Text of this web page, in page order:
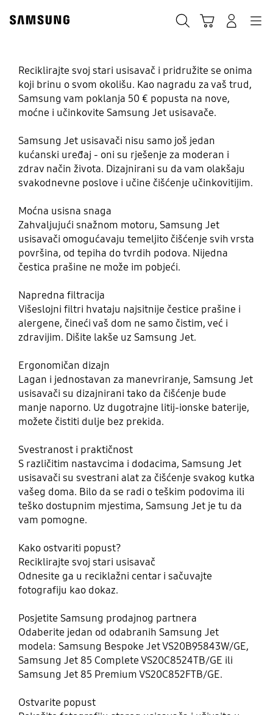
content
accessibility
Prijeđite na bolje i
uštedite
Reciklirajte svoj stari usisavač i ostvarite 50 €
popusta na odabrane Samsung Jet modele.
Reciklirajte svoj stari usisavač i pridružite se onima
koji brinu o svom okolišu. Kao nagradu za vaš trud,
Samsung vam poklanja 50 € popusta na nove,
moćne i učinkovite Samsung Jet usisavače.
Samsung Jet usisavači nisu samo još jedan
kućanski uređaj - oni su rješenje za moderan i
zdrav način života. Dizajnirani su da vam olakšaju
svakodnevne poslove i učine čišćenje učinkovitijim.
Moćna usisna snaga
Zahvaljujući snažnom motoru, Samsung Jet
usisavači omogućavaju temeljito čišćenje svih vrsta
površina, od tepiha do tvrdih podova. Nijedna
čestica prašine ne može im pobjeći.
Napredna filtracija
Višeslojni filtri hvataju najsitnije čestice prašine i
alergene, čineći vaš dom ne samo čistim, već i
zdravijim. Dišite lakše uz Samsung Jet.
Ergonomičan dizajn
Lagan i jednostavan za manevriranje, Samsung Jet
usisavači su dizajnirani tako da čišćenje bude
manje naporno. Uz dugotrajne litij-ionske baterije,
možete čistiti dulje bez prekida.
Svestranost i praktičnost
S različitim nastavcima i dodacima, Samsung Jet
usisavači su svestrani alat za čišćenje svakog kutka
vašeg doma. Bilo da se radi o teškim podovima ili
teško dostupnim mjestima, Samsung Jet je tu da
vam pomogne.
Kako ostvariti popust?
Reciklirajte svoj stari usisavač
Odnesite ga u reciklažni centar i sačuvajte
fotografiju kao dokaz.
Posjetite Samsung prodajnog partnera
Odaberite jedan od odabranih Samsung Jet
modela: Samsung Bespoke Jet VS20B95843W/GE,
Samsung Jet 85 Complete VS20C8524TB/GE ili
Samsung Jet 85 Premium VS20C852FTB/GE.
Ostvarite popust